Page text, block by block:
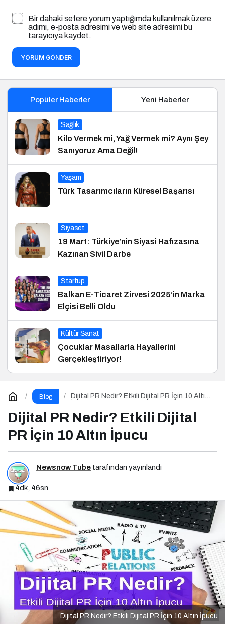
Bir dahaki sefere yorum yaptığımda kullanılmak üzere
adımı, e-posta adresimi ve web site adresimi bu
tarayıcıya kaydet.
YORUM GÖNDER
Popüler Haberler Yeni Haberler
Sağlık
Kilo Vermek mi, Yağ Vermek mi? Aynı Şey
Sanıyoruz Ama Değil!
Yaşam
Türk Tasarımcıların Küresel Başarısı
Siyaset
19 Mart: Türkiye’nin Siyasi Hafızasına
Kazınan Sivil Darbe
Startup
Balkan E-Ticaret Zirvesi 2025’in Marka
Elçisi Belli Oldu
Kültür Sanat
Çocuklar Masallarla Hayallerini
Gerçekleştiriyor!
Blog
Dijital PR Nedir? Etkili Dijital PR İçin 10 Altın
Dijital PR Nedir? Etkili Dijital
PR İçin 10 Altın İpucu
Newsnow Tube tarafından yayınlandı
4dk, 46sn
Dijital PR Nedir? Etkili Dijital PR İçin 10 Altın İpucu